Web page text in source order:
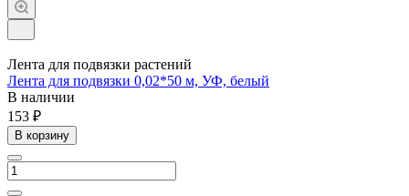
Лента для подвязки растений
Лента для подвязки 0,02*50 м, УФ, белый
В наличии
153 ₽
В корзину